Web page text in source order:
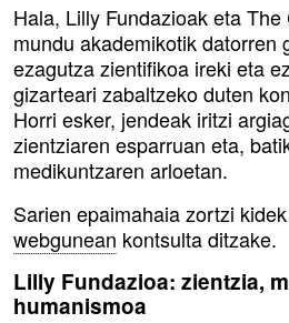
Hala, Lilly Fundazioak eta
mundu akademikotik datorren
ezagutza zientifikoa ireki eta
gizarteari zabaltzeko duten
Horri esker, jendeak iritzi
zientziaren esparruan eta,
medikuntzaren arloetan.
Sarien epaimahaia zortzi
webgunean kontsulta ditzake.
Lilly Fundazioa: zientzia,
humanismoa